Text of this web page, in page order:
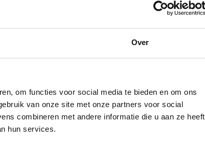
Over
om functies voor social media te bieden en om ons
van onze site met onze partners voor social
combineren met andere informatie die u aan ze heeft
hun services.